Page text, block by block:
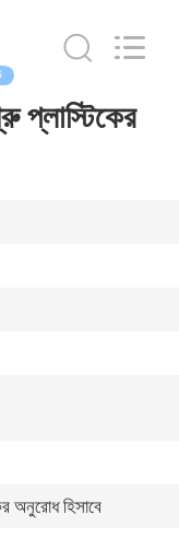
প্লাস্টিকের
অনুরোধ হিসাবে